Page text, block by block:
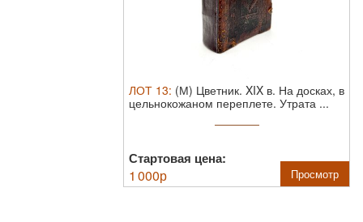
ЛОТ 13: (М) Цветник. XIX в. На досках, в
цельнокожаном переплете. Утрата ...
Стартовая цена:
1 000р Просмотр